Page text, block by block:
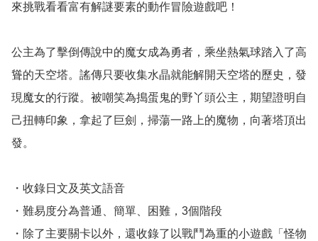
來挑戰看看富有解謎要素的動作冒險遊戲吧！
公主為了擊倒傳說中的魔女成為勇者，乘坐熱氣球踏入了高
聳的天空塔。謠傳只要收集水晶就能解開天空塔的歷史，發
現魔女的行蹤。被嘲笑為搗蛋鬼的野丫頭公主，期望證明自
己扭轉印象，拿起了巨劍，掃蕩一路上的魔物，向著塔頂出
發。
・收錄日文及英文語音
・難易度分為普通、簡單、困難，3個階段
・除了主要關卡以外，還收錄了以戰鬥為重的小遊戲「怪物